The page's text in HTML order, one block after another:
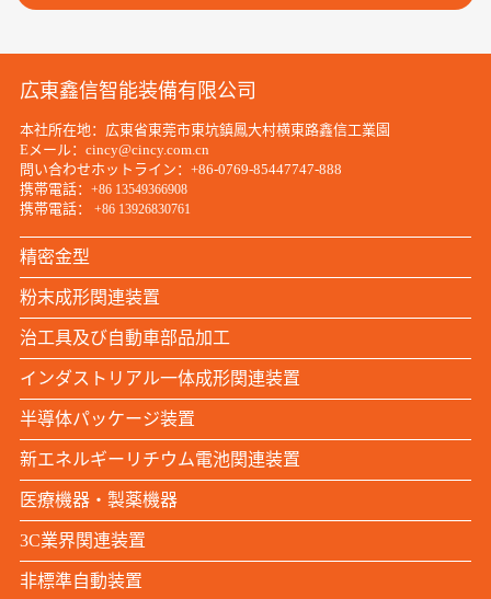
広東鑫信智能装備有限公司
本社所在地：広東省東莞市東坑鎮鳳大村横東路鑫信工業園
Eメール：cincy@cincy.com.cn
問い合わせホットライン：+86-0769-85447747-888
携帯電話： +86 13549366908
携帯電話： +86 13926830761
精密金型
粉末成形関連装置
治工具及び自動車部品加工
インダストリアル一体成形関連装置
半導体パッケージ装置
新エネルギーリチウム電池関連装置
医療機器・製薬機器
3C業界関連装置
非標準自動装置